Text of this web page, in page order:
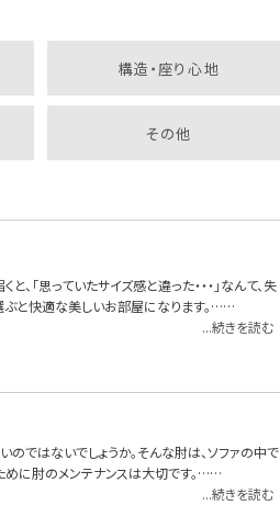
構造・座り心地
その他
「思っていたサイズ感と違った・・・」なんて、失
ぶと快適な美しいお部屋になります。……
...続きを読む
ではないでしょうか。そんな肘は、ソファの中で
めに肘のメンテナンスは大切です。……
...続きを読む